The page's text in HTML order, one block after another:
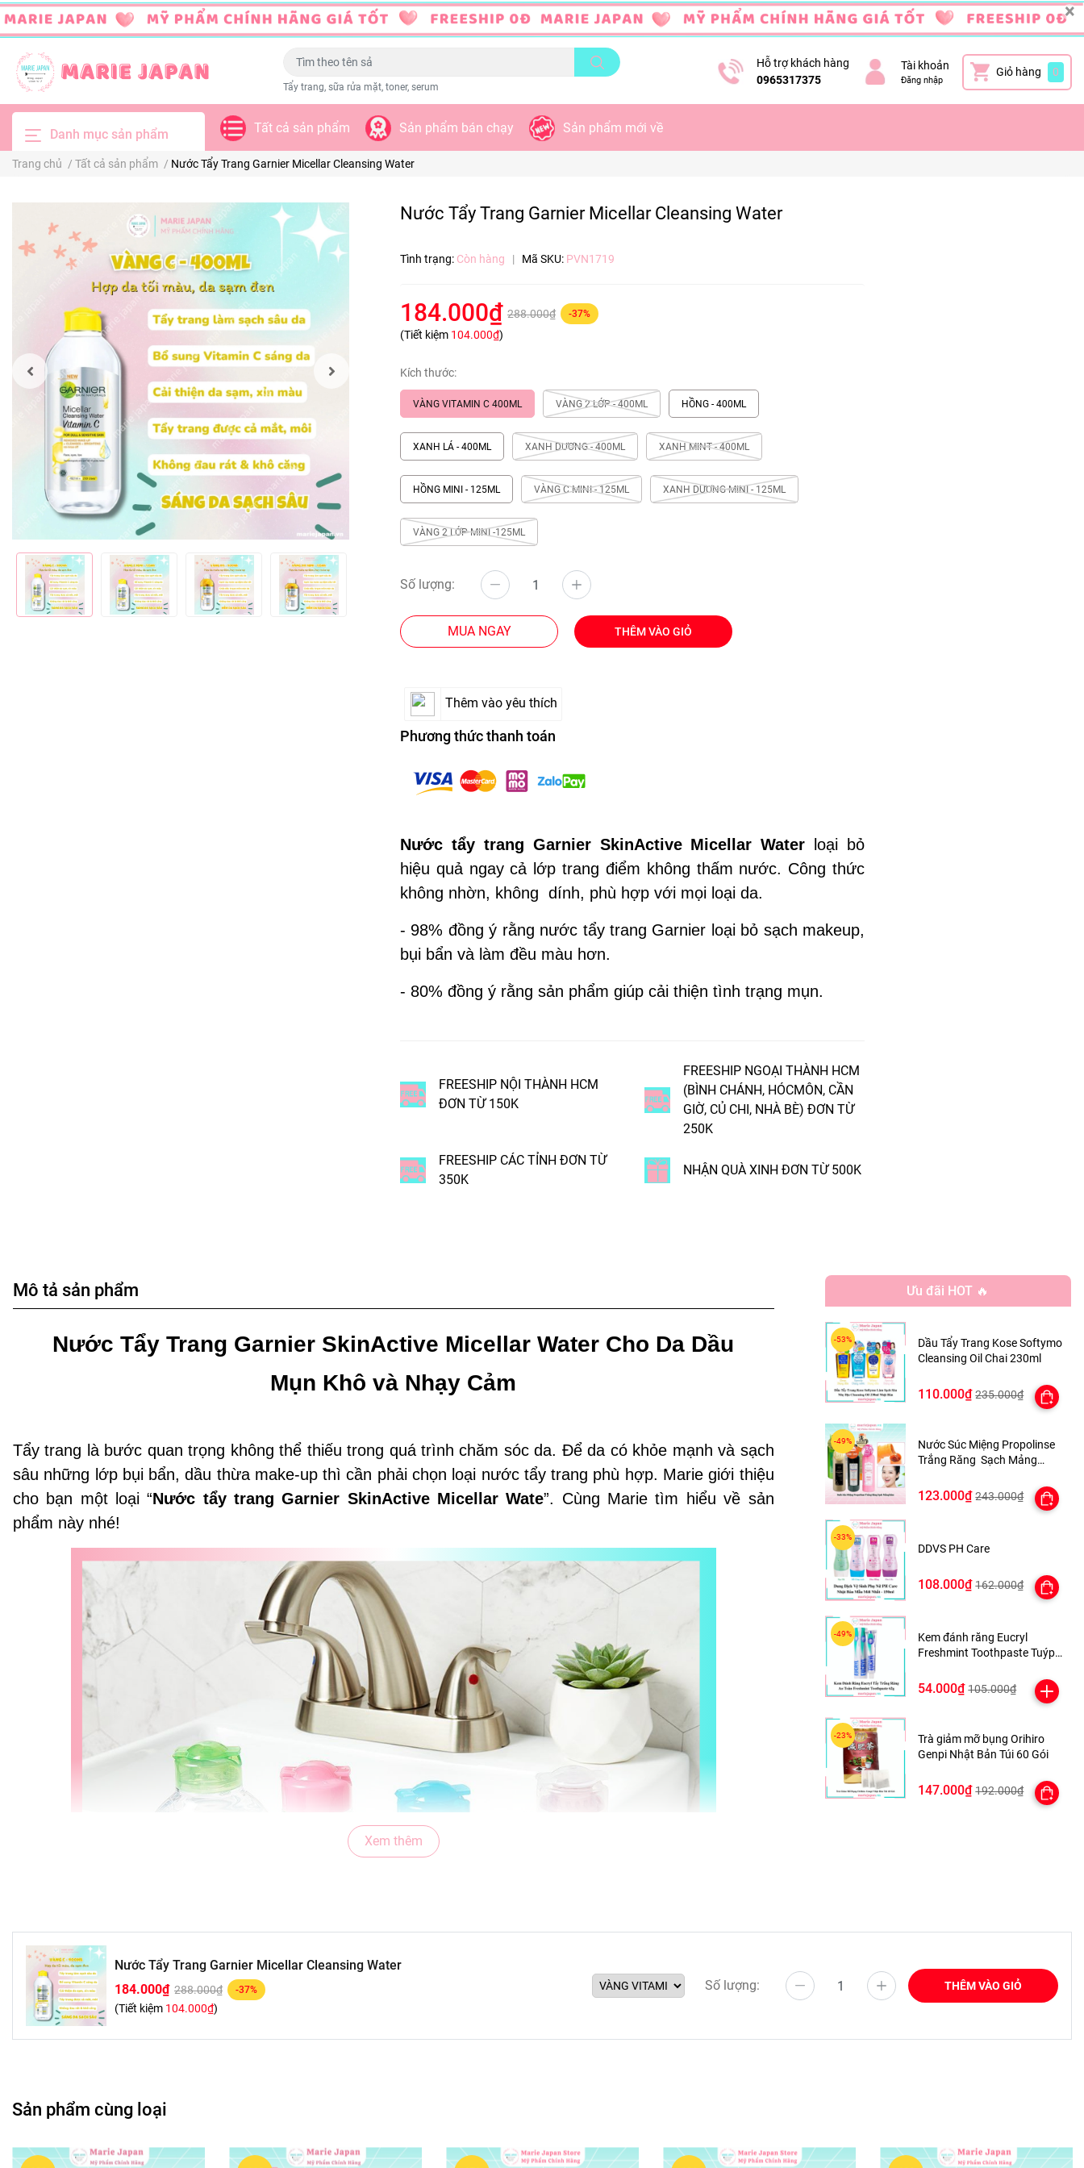
×
Tẩy trang, sữa rửa mặt, toner, serum
Hỗ trợ khách hàng
0965317375
Tài khoản
Đăng nhập
Giỏ hàng 0
Danh mục sản phẩm Tất cả sản phẩm Sản phẩm bán chạy Sản phẩm mới về
Trang chủ / Tất cả sản phẩm / Nước Tẩy Trang Garnier Micellar Cleansing Water
Nước Tẩy Trang Garnier Micellar Cleansing Water
Tình trạng: Còn hàng | Mã SKU: PVN1719
184.000₫ 288.000₫ -37%
(Tiết kiệm 104.000₫)
Kích thước:
VÀNG VITAMIN C 400ML VÀNG 2 LỚP - 400ML HỒNG - 400ML
XANH LÁ - 400ML XANH DƯƠNG - 400ML XANH MINT - 400ML
HỒNG MINI - 125ML VÀNG C MINI - 125ML XANH DƯƠNG MINI - 125ML
VÀNG 2 LỚP MINI -125ML
Số lượng:
MUA NGAY THÊM VÀO GIỎ
Thêm vào yêu thích
Phương thức thanh toán
Nước tẩy trang Garnier SkinActive Micellar Water
loại bỏ
hiệu quả ngay cả lớp trang điểm không thấm nước. Công thức
không nhờn, không dính, phù hợp với mọi loại da.
- 98% đồng ý rằng nước tẩy trang Garnier loại bỏ sạch makeup,
bụi bẩn và làm đều màu hơn.
- 80% đồng ý rằng sản phẩm giúp cải thiện tình trạng mụn.
FREESHIP NỘI THÀNH HCM
ĐƠN TỪ 150K
FREESHIP NGOẠI THÀNH HCM
(BÌNH CHÁNH, HÓCMÔN, CẦN
GIỜ, CỦ CHI, NHÀ BÈ) ĐƠN TỪ
250K
FREESHIP CÁC TỈNH ĐƠN TỪ
350K
NHẬN QUÀ XINH ĐƠN TỪ 500K
Mô tả sản phẩm
Nước Tẩy Trang Garnier SkinActive Micellar Water Cho Da Dầu
Mụn Khô và Nhạy Cảm
Tẩy trang là bước quan trọng không thể thiếu trong quá trình chăm sóc da. Để da có khỏe mạnh và sạch
sâu những lớp bụi bẩn, dầu thừa make-up thì cần phải chọn loại nước tẩy trang phù hợp. Marie giới thiệu
cho bạn một loại “Nước tẩy trang Garnier SkinActive Micellar Wate”. Cùng Marie tìm hiểu về sản
phẩm này nhé!
Xem thêm
Ưu đãi HOT 🔥
Dầu Tẩy Trang Kose Softymo
Cleansing Oil Chai 230ml
110.000₫ 235.000₫
Nước Súc Miệng Propolinse
Trắng Răng Sạch Mảng
123.000₫ 243.000₫
DDVS PH Care
108.000₫ 162.000₫
Kem đánh răng Eucryl
Freshmint Toothpaste Tuýp
54.000₫ 105.000₫
Trà giảm mỡ bụng Orihiro
Genpi Nhật Bản Túi 60 Gói
147.000₫ 192.000₫
Nước Tẩy Trang Garnier Micellar Cleansing Water
184.000₫ 288.000₫ -37%
(Tiết kiệm 104.000₫)
Số lượng: THÊM VÀO GIỎ
Sản phẩm cùng loại